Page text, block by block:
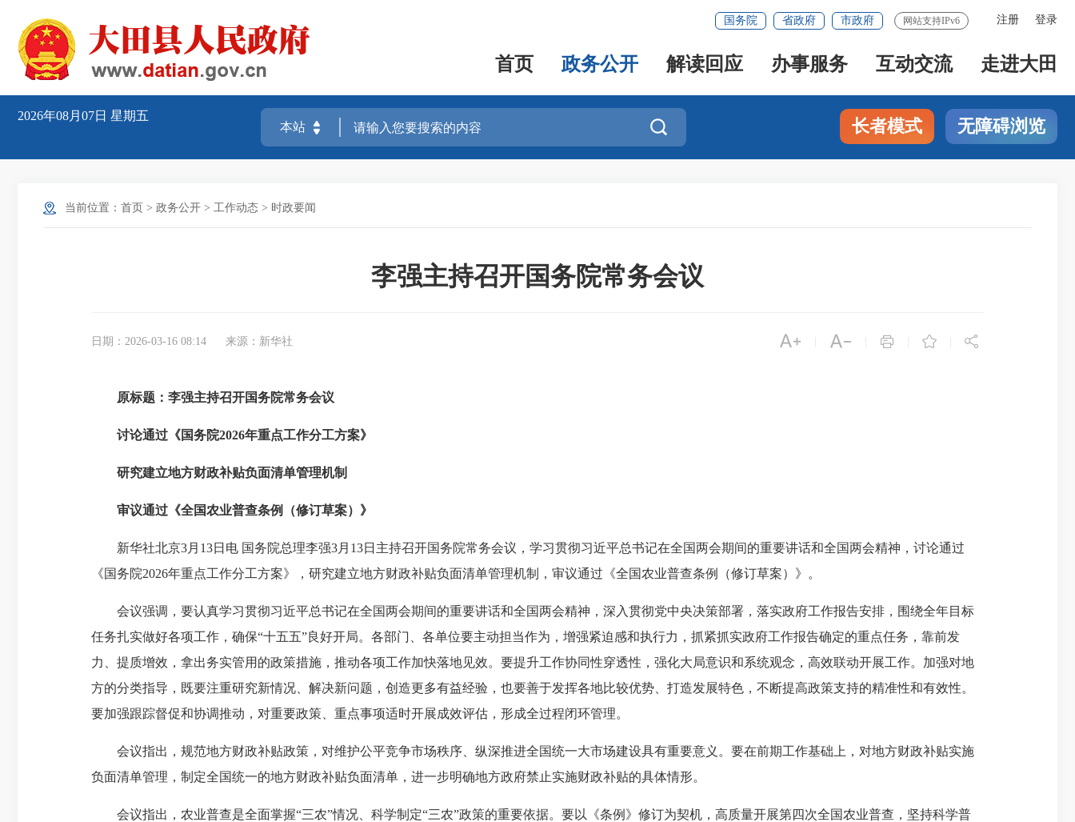
注册 登录
国务院 省政府 市政府 网站支持IPv6
首页 政务公开 解读回应 办事服务 互动交流 走进大田
2026年08月07日 星期五
 长者模式 无障碍浏览
当前位置： 首页 > 政务公开 > 工作动态 > 时政要闻
李强主持召开国务院常务会议
日期：2026-03-16 08:14 来源：新华社     
原标题： 李强主持召开国务院常务会议
讨论通过《国务院2026年重点工作分工方案》
研究建立地方财政补贴负面清单管理机制
审议通过《全国农业普查条例（修订草案）》
新华社北京3月13日电 国务院总理李强3月13日主持召开国务院常务会议，学习贯彻习近平总书记在全国两会期间的重要讲话和全国两会精神，讨论通过
《国务院2026年重点工作分工方案》，研究建立地方财政补贴负面清单管理机制，审议通过《全国农业普查条例（修订草案）》。
会议强调，要认真学习贯彻习近平总书记在全国两会期间的重要讲话和全国两会精神，深入贯彻党中央决策部署，落实政府工作报告安排，围绕全年目标
任务扎实做好各项工作，确保“十五五”良好开局。各部门、各单位要主动担当作为，增强紧迫感和执行力，抓紧抓实政府工作报告确定的重点任务，靠前发
力、提质增效，拿出务实管用的政策措施，推动各项工作加快落地见效。要提升工作协同性穿透性，强化大局意识和系统观念，高效联动开展工作。加强对地
方的分类指导，既要注重研究新情况、解决新问题，创造更多有益经验，也要善于发挥各地比较优势、打造发展特色，不断提高政策支持的精准性和有效性。
要加强跟踪督促和协调推动，对重要政策、重点事项适时开展成效评估，形成全过程闭环管理。
会议指出，规范地方财政补贴政策，对维护公平竞争市场秩序、纵深推进全国统一大市场建设具有重要意义。要在前期工作基础上，对地方财政补贴实施
负面清单管理，制定全国统一的地方财政补贴负面清单，进一步明确地方政府禁止实施财政补贴的具体情形。
会议指出，农业普查是全面掌握“三农”情况、科学制定“三农”政策的重要依据。要以《条例》修订为契机，高质量开展第四次全国农业普查，坚持科学普